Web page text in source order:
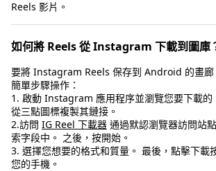
Reels 影片。
如何將 Reels 從 Instagram 下載到圖庫
要將 Instagram Reels 保存到 Android 的畫廊
簡單步驟操作：
1. 啟動 Instagram 應用程序並瀏覽您要下載的
從三點圖標複製其鏈接。
2.訪問 IG Reel 下載器 通過默認瀏覽器訪問站
索字段中。 之後，按開始。
3. 選擇您想要的格式和質量。 最後，點擊下載
您的手機。